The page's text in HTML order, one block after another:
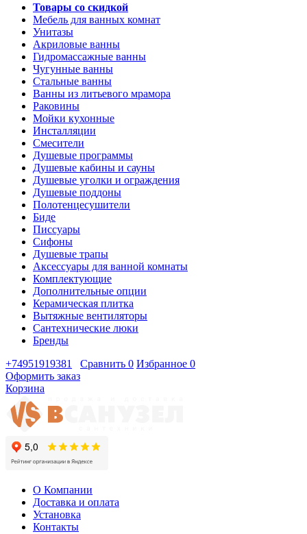
Товары со скидкой
Мебель для ванных комнат
Унитазы
Акриловые ванны
Гидромассажные ванны
Чугунные ванны
Стальные ванны
Ванны из литьевого мрамора
Раковины
Мойки кухонные
Инсталляции
Смесители
Душевые программы
Душевые кабины и сауны
Душевые уголки и ограждения
Душевые поддоны
Полотенцесушители
Биде
Писсуары
Сифоны
Душевые трапы
Аксессуары для ванной комнаты
Комплектующие
Дополнительные опции
Керамическая плитка
Вытяжные вентиляторы
Сантехнические люки
Бренды
+74951919381
Сравнить 0 Избранное 0
Оформить заказ
Корзина
О Компании
Доставка и оплата
Установка
Контакты